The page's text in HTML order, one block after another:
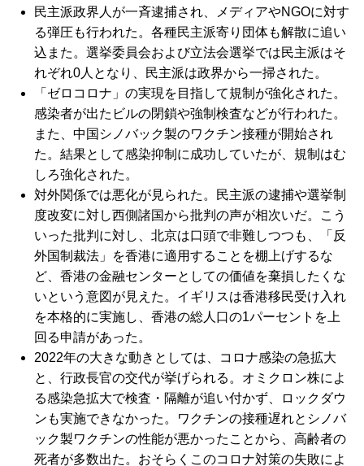
民主派政界人が一斉逮捕され、メディアやNGOに対す
る弾圧も行われた。各種民主派寄り団体も解散に追い
込また。選挙委員会および立法会選挙では民主派はそ
れぞれ0人となり、民主派は政界から一掃された。
「ゼロコロナ」の実現を目指して規制が強化された。
感染者が出たビルの閉鎖や強制検査などが行われた。
また、中国シノバック製のワクチン接種が開始され
た。結果として感染抑制に成功していたが、規制はむ
しろ強化された。
対外関係では悪化が見られた。民主派の逮捕や選挙制
度改変に対し西側諸国から批判の声が相次いだ。こう
いった批判に対し、北京は口頭で非難しつつも、「反
外国制裁法」を香港に適用することを棚上げするな
ど、香港の金融センターとしての価値を棄損したくな
いという意図が見えた。イギリスは香港移民受け入れ
を本格的に実施し、香港の総人口の1パーセントを上
回る申請があった。
2022年の大きな動きとしては、コロナ感染の急拡大
と、行政長官の交代が挙げられる。オミクロン株によ
る感染急拡大で検査・隔離が追い付かず、ロックダウ
ンも実施できなかった。ワクチンの接種遅れとシノバ
ック製ワクチンの性能が悪かったことから、高齢者の
死者が多数出た。おそらくこのコロナ対策の失敗によ